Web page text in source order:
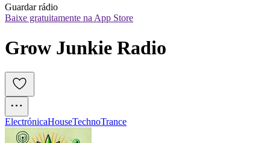
Guardar rádio
Baixe gratuitamente na App Store
Grow Junkie Radio
ElectrónicaHouseTechnoTrance